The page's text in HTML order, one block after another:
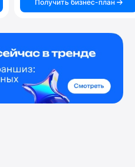
Получить бизнес-план